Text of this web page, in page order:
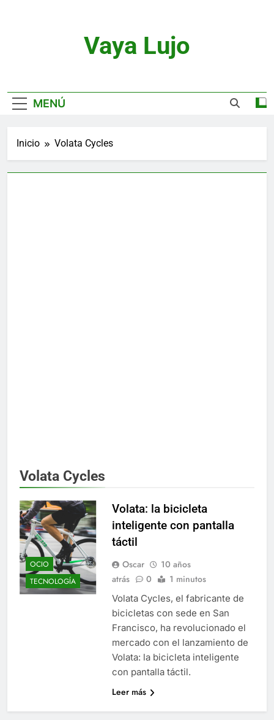
Vaya Lujo
MENÚ
Inicio Volata Cycles
Volata Cycles
OCIO
TECNOLOGÍA
Volata: la bicicleta
inteligente con pantalla
táctil
Oscar
10 años
atrás
0 1 minutos
Volata Cycles, el fabricante de
bicicletas con sede en San
Francisco, ha revolucionado el
mercado con el lanzamiento de
Volata: la bicicleta inteligente
con pantalla táctil.
Leer más